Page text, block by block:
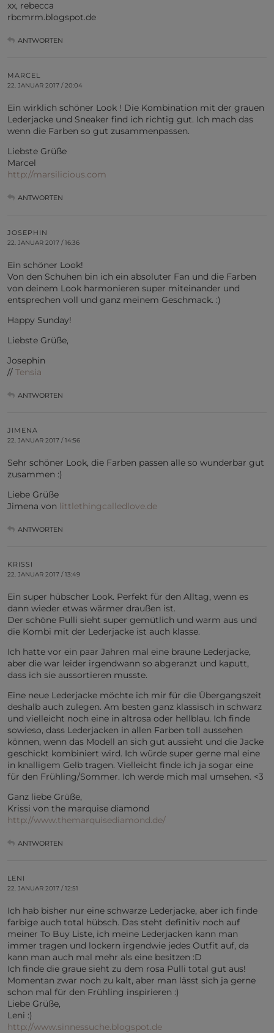
xx, rebecca
rbcmrm.blogspot.de
ANTWORTEN
MARCEL
22. JANUAR 2017 / 20:04
Ein wirklich schöner Look ! Die Kombination mit der grauen
Lederjacke und Sneaker find ich richtig gut. Ich mach das
wenn die Farben so gut zusammenpassen.
Liebste Grüße
Marcel
http://marsilicious.com
ANTWORTEN
JOSEPHIN
22. JANUAR 2017 / 16:36
Ein schöner Look!
Von den Schuhen bin ich ein absoluter Fan und die Farben
von deinem Look harmonieren super miteinander und
entsprechen voll und ganz meinem Geschmack. :)
Happy Sunday!
Liebste Grüße,
Josephin
// Tensia
ANTWORTEN
JIMENA
22. JANUAR 2017 / 14:56
Sehr schöner Look, die Farben passen alle so wunderbar gut
zusammen :)
Liebe Grüße
Jimena von littlethingcalledlove.de
ANTWORTEN
KRISSI
22. JANUAR 2017 / 13:49
Ein super hübscher Look. Perfekt für den Alltag, wenn es
dann wieder etwas wärmer draußen ist.
Der schöne Pulli sieht super gemütlich und warm aus und
die Kombi mit der Lederjacke ist auch klasse.
Ich hatte vor ein paar Jahren mal eine braune Lederjacke,
aber die war leider irgendwann so abgeranzt und kaputt,
dass ich sie aussortieren musste.
Eine neue Lederjacke möchte ich mir für die Übergangszeit
deshalb auch zulegen. Am besten ganz klassisch in schwarz
und vielleicht noch eine in altrosa oder hellblau. Ich finde
sowieso, dass Lederjacken in allen Farben toll aussehen
können, wenn das Modell an sich gut aussieht und die Jacke
geschickt kombiniert wird. Ich würde super gerne mal eine
in knalligem Gelb tragen. Vielleicht finde ich ja sogar eine
für den Frühling/Sommer. Ich werde mich mal umsehen. <3
Ganz liebe Grüße,
Krissi von the marquise diamond
http://www.themarquisediamond.de/
ANTWORTEN
LENI
22. JANUAR 2017 / 12:51
Ich hab bisher nur eine schwarze Lederjacke, aber ich finde
farbige auch total hübsch. Das steht definitiv noch auf
meiner To Buy Liste, ich meine Lederjacken kann man
immer tragen und lockern irgendwie jedes Outfit auf, da
kann man auch mal mehr als eine besitzen :D
Ich finde die graue sieht zu dem rosa Pulli total gut aus!
Momentan zwar noch zu kalt, aber man lässt sich ja gerne
schon mal für den Frühling inspirieren :)
Liebe Grüße,
Leni :)
http://www.sinnessuche.blogspot.de